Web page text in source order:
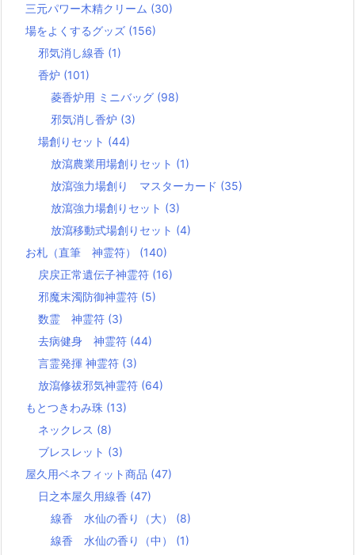
三元パワー木精クリーム (30)
場をよくするグッズ (156)
邪気消し線香 (1)
香炉 (101)
菱香炉用 ミニバッグ (98)
邪気消し香炉 (3)
場創りセット (44)
放瀉農業用場創りセット (1)
放瀉強力場創り マスターカード (35)
放瀉強力場創りセット (3)
放瀉移動式場創りセット (4)
お札（直筆 神霊符） (140)
戻戻正常遺伝子神霊符 (16)
邪魔末濁防御神霊符 (5)
数霊 神霊符 (3)
去病健身 神霊符 (44)
言霊発揮 神霊符 (3)
放瀉修祓邪気神霊符 (64)
もとつきわみ珠 (13)
ネックレス (8)
ブレスレット (3)
屋久用ベネフィット商品 (47)
日之本屋久用線香 (47)
線香 水仙の香り（大） (8)
線香 水仙の香り（中） (1)